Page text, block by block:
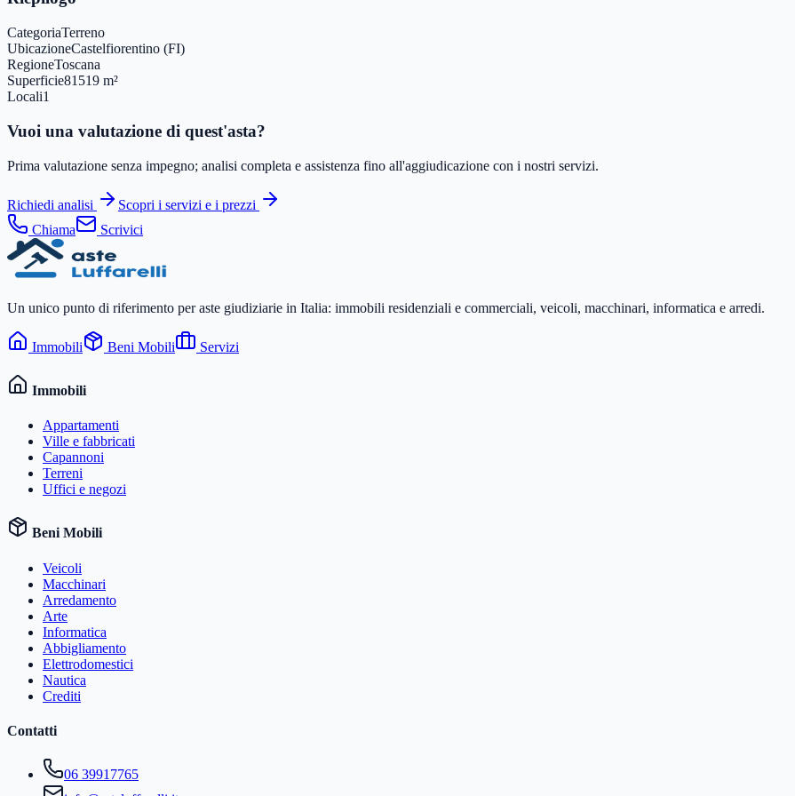
CategoriaTerreno
UbicazioneCastelfiorentino (FI)
RegioneToscana
Superficie81519 m²
Locali1
Vuoi una valutazione di quest'asta?
Prima valutazione senza impegno; analisi completa e assistenza fino all'aggiudicazione con i nostri servizi.
Richiedi analisi
Scopri i servizi e i prezzi
Chiama
Scrivici
Un unico punto di riferimento per aste giudiziarie in Italia: immobili residenziali e commerciali, veicoli, macchinari, informatica e arredi.
Immobili Beni Mobili Servizi
Immobili
Appartamenti
Ville e fabbricati
Capannoni
Terreni
Uffici e negozi
Beni Mobili
Veicoli
Macchinari
Arredamento
Arte
Informatica
Abbigliamento
Elettrodomestici
Nautica
Crediti
Contatti
06 39917765